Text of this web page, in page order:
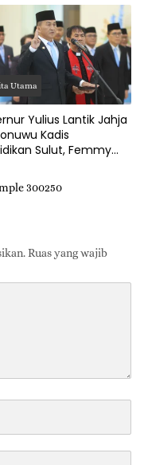
Utama
Yulius Lantik Jahja
Kadis
Sulut, Femmy
Ruas yang wajib